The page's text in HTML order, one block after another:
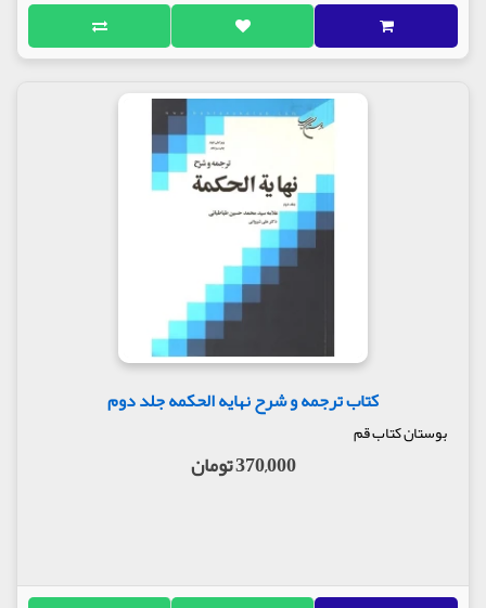
کتاب ترجمه و شرح نهایه الحکمه جلد دوم
بوستان کتاب قم
370,000 تومان